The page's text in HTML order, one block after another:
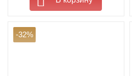
-32%